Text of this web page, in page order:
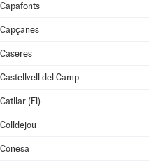
Capafonts
Capçanes
Caseres
Castellvell del Camp
Catllar (El)
Colldejou
Conesa